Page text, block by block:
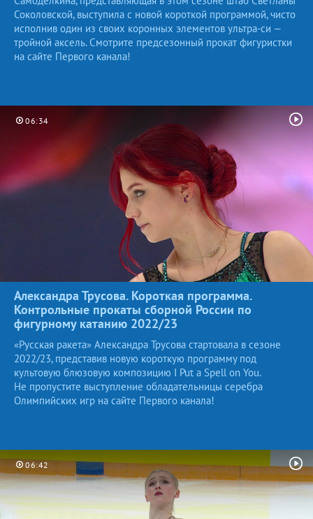
Соколовской, выступила с новой короткой программой, чисто
исполнив один из своих коронных элементов ультра-си —
тройной аксель. Смотрите предсезонный прокат фигуристки
на сайте Первого канала!
06:34
Александра Трусова. Короткая программа.
Контрольные прокаты сборной России по
фигурному катанию 2022/23
«Русская ракета» Александра Трусова стартовала в сезоне
2022/23, представив новую короткую программу под
культовую блюзовую композицию I Put a Spell on You.
Не пропустите выступление обладательницы серебра
Олимпийских игр на сайте Первого канала!
06:42